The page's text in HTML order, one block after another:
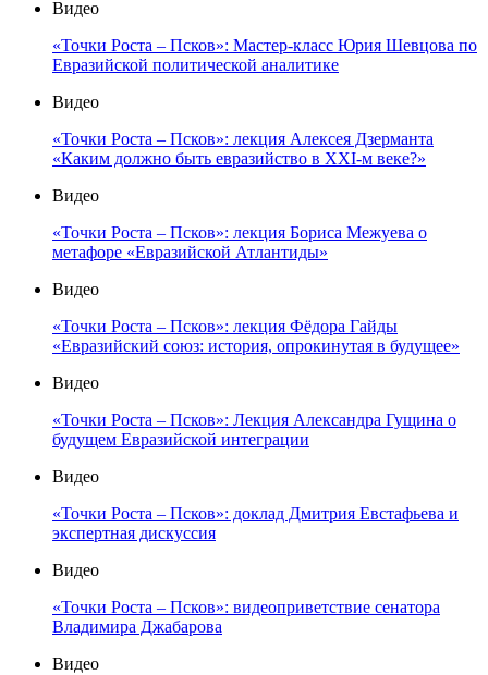
Видео
«Точки Роста – Псков»: Мастер-класс Юрия Шевцова по
Евразийской политической аналитике
Видео
«Точки Роста – Псков»: лекция Алексея Дзерманта
«Каким должно быть евразийство в XXI-м веке?»
Видео
«Точки Роста – Псков»: лекция Бориса Межуева о
метафоре «Евразийской Атлантиды»
Видео
«Точки Роста – Псков»: лекция Фёдора Гайды
«Евразийский союз: история, опрокинутая в будущее»
Видео
«Точки Роста – Псков»: Лекция Александра Гущина о
будущем Евразийской интеграции
Видео
«Точки Роста – Псков»: доклад Дмитрия Евстафьева и
экспертная дискуссия
Видео
«Точки Роста – Псков»: видеоприветствие сенатора
Владимира Джабарова
Видео